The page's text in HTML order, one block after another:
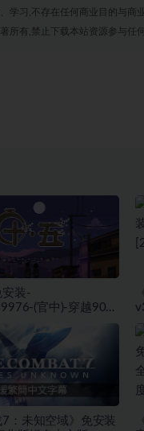
学习,不存在任何商业目的与商业
所有,禁止下载本站资源参与任
安装-
(官中)-穿越90年
版[1.68 GB][百度网盘
7：未知空域》免安装